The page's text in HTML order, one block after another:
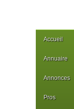
Accueil
Annuaire
Annonces
Pros